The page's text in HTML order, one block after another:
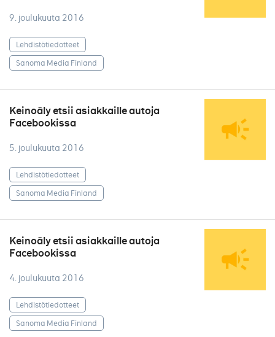
9. joulukuuta 2016
Lehdistötiedotteet
Sanoma Media Finland
Keinoäly etsii asiakkaille autoja
Facebookissa
5. joulukuuta 2016
Lehdistötiedotteet
Sanoma Media Finland
Keinoäly etsii asiakkaille autoja
Facebookissa
4. joulukuuta 2016
Lehdistötiedotteet
Sanoma Media Finland